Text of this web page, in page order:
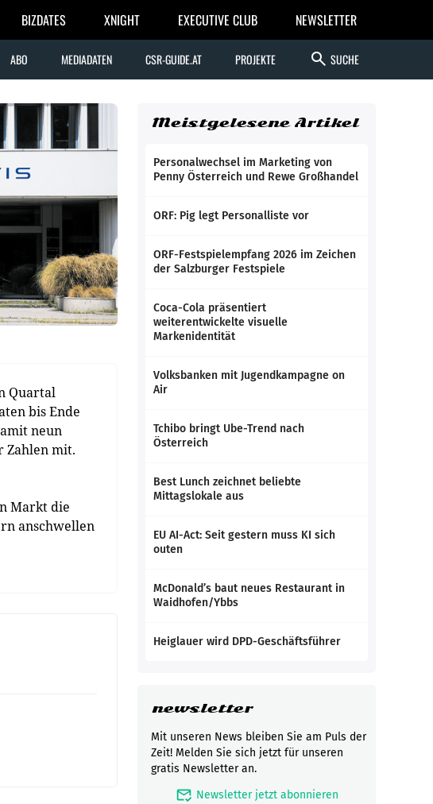
BIZDATES XNIGHT EXECUTIVE CLUB NEWSLETTER
ABO MEDIADATEN CSR-GUIDE.AT PROJEKTE search SUCHE
Quartal
bis Ende
neun
Zahlen mit.
Markt die
anschwellen
Meistgelesene Artikel
Personalwechsel im Marketing von
Penny Österreich und Rewe Großhandel
ORF: Pig legt Personalliste vor
ORF-Festspielempfang 2026 im Zeichen
der Salzburger Festspiele
Coca-Cola präsentiert
weiterentwickelte visuelle
Markenidentität
Volksbanken mit Jugendkampagne on
Air
Tchibo bringt Ube-Trend nach
Österreich
Best Lunch zeichnet beliebte
Mittagslokale aus
EU AI-Act: Seit gestern muss KI sich
outen
McDonald’s baut neues Restaurant in
Waidhofen/Ybbs
Heiglauer wird DPD-Geschäftsführer
newsletter
Mit unseren News bleiben Sie am Puls der
Zeit! Melden Sie sich jetzt für unseren
gratis Newsletter an.
mark_email_read Newsletter jetzt abonnieren